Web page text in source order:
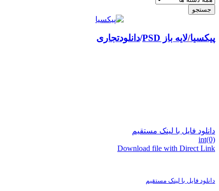
پیکسیا/ دانلود لایه باز PSD تجاری
دانلود فایل با لینک مستقیم
int(0)
Download file with Direct Link
دانلود فایل با لینک مستقیم